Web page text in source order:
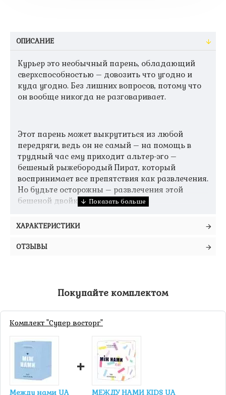
ОПИСАНИЕ
Курьер это необычный парень, обладающий
сверхспособностью – довозить что угодно и
куда угодно. Без лишних вопросов, потому что
он вообще никогда не разговаривает.
Этот парень может выкрутиться из любой
передряги, ведь он не самый – на помощь в
трудный час ему приходит альтер-эго –
бешеный рыжебородый Пират, который
воспринимает все препятствия как развлечения.
Но будьте осторожны – развлечения этой
бешеной двойки очень опасны!
ХАРАКТЕРИСТИКИ
ОТЗЫВЫ
Покупайте комплектом
Комплект "Супер восторг"
Между нами UA
+
МЕЖДУ НАМИ KIDS UA